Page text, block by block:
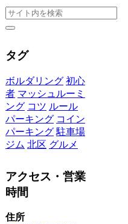
タグ
ボルダリング 初心
者 マッシュルーミ
ング コツ ルール
パーキング コイン
パーキング 駐車場
ジム 北区 グルメ
アクセス・営業
時間
住所